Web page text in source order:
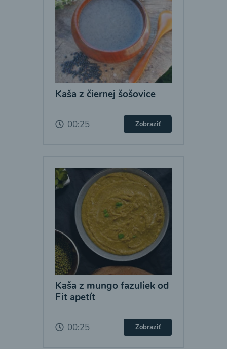
Kaša z čiernej šošovice
00:25 Zobraziť
Kaša z mungo fazuliek od
Fit apetít
00:25 Zobraziť